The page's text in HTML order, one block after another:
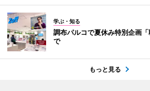
学ぶ・知る
調布パルコで夏休み特別企画
で
もっと見る